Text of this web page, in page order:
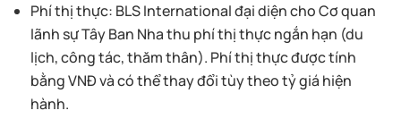
Phí thị thực: BLS International đại diện cho Cơ quan
lãnh sự Tây Ban Nha thu phí thị thực ngắn hạn (du
lịch, công tác, thăm thân). Phí thị thực được tính
bằng VNĐ và có thể thay đổi tùy theo tỷ giá hiện
hành.